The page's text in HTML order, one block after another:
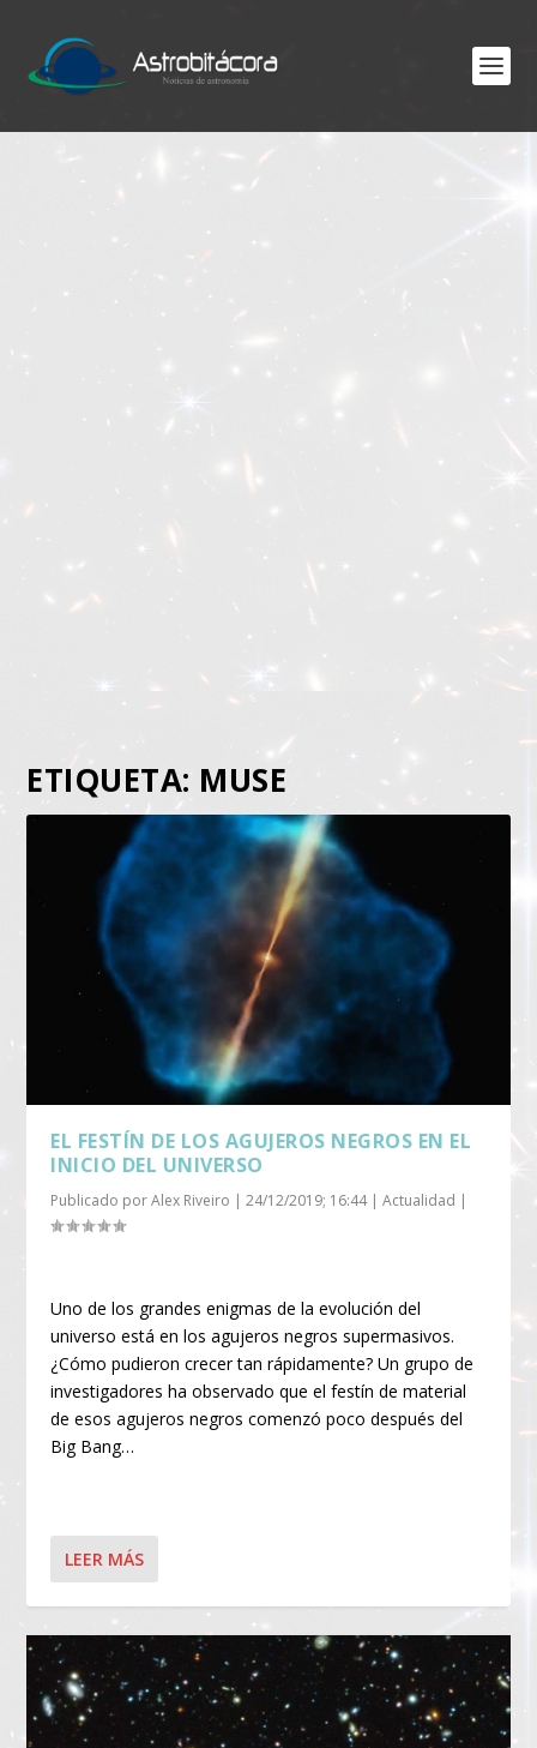
ETIQUETA: MUSE
EL FESTÍN DE LOS AGUJEROS NEGROS EN EL
INICIO DEL UNIVERSO
Publicado porAlex Riveiro |24/12/2019; 16:44|Actualidad |
Uno de los grandes enigmas de la evolución del
universo está en los agujeros negros supermasivos.
¿Cómo pudieron crecer tan rápidamente? Un grupo de
investigadores ha observado que el festín de material
de esos agujeros negros comenzó poco después del
Big Bang…
LEER MÁS